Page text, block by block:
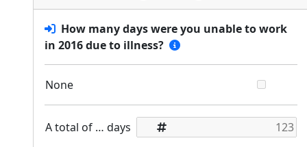
How many days were you unable to work
in 2016 due to illness?
None
A total of … days